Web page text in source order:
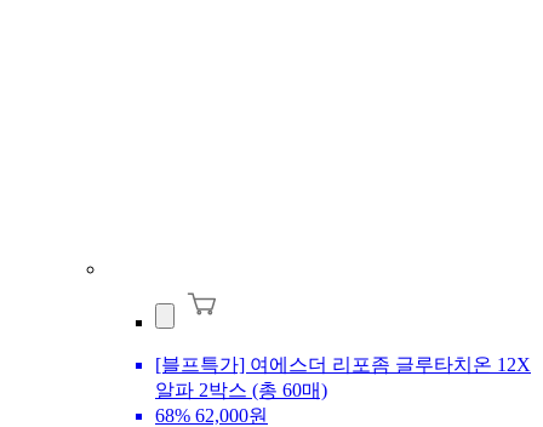
[블프특가] 여에스더 리포좀 글루타치온 12X
알파 2박스 (총 60매)
68% 62,000원